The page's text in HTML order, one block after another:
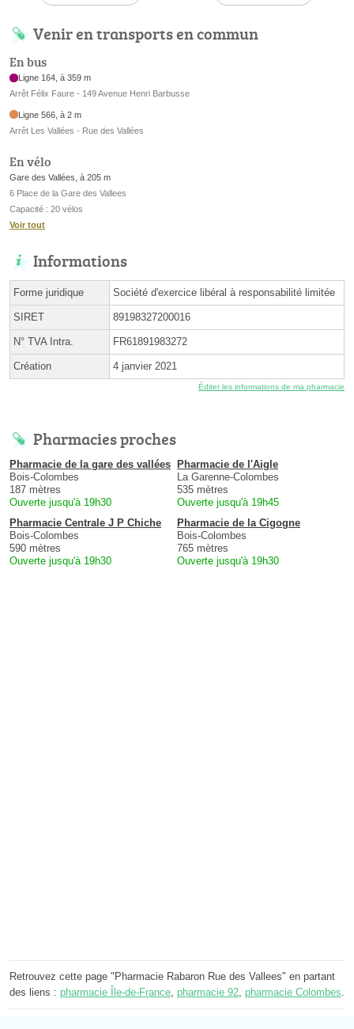
Venir en transports en commun
En bus
Ligne 164, à 359 m
Arrêt Félix Faure - 149 Avenue Henri Barbusse
Ligne 566, à 2 m
Arrêt Les Vallées - Rue des Vallées
En vélo
Gare des Vallées, à 205 m
6 Place de la Gare des Vallees
Capacité : 20 vélos
Voir tout
Informations
Forme juridique Société d'exercice libéral à responsabilité limitée
SIRET 89198327200016
N° TVA Intra. FR61891983272
Création 4 janvier 2021
Éditer les informations de ma pharmacie
Pharmacies proches
Pharmacie de la gare des vallées
Bois-Colombes
187 mètres
Ouverte jusqu'à 19h30
Pharmacie de l'Aigle
La Garenne-Colombes
535 mètres
Ouverte jusqu'à 19h45
Pharmacie Centrale J P Chiche
Bois-Colombes
590 mètres
Ouverte jusqu'à 19h30
Pharmacie de la Cigogne
Bois-Colombes
765 mètres
Ouverte jusqu'à 19h30
Retrouvez cette page "Pharmacie Rabaron Rue des Vallees" en partant
des liens : pharmacie Île-de-France, pharmacie 92, pharmacie Colombes.